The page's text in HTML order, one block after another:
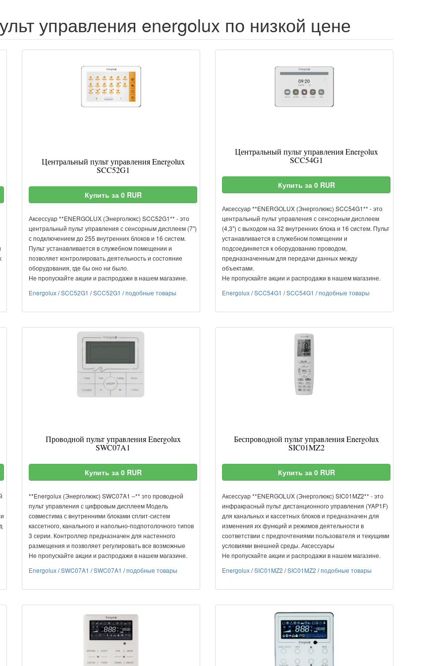
управления energolux по низкой цене
Центральный пульт управления Energolux
SCC52G1
Купить за 0 RUR
Аксессуар **ENERGOLUX (Энерголюкс) SCC52G1** - это
центральный пульт управления с сенсорным дисплеем (7")
с подключением до 255 внутренних блоков и 16 систем.
Пульт устанавливается в служебном помещении и
позволяет контролировать деятельность и состояние
оборудования, где бы оно ни было.
Не пропускайте акции и распродажи в нашем магазине.
Energolux/SCC52G1 /SCC52G1 /подобные товары
Центральный пульт управления Energolux
SCC54G1
Купить за 0 RUR
Аксессуар **ENERGOLUX (Энерголюкс) SCC54G1** - это
центральный пульт управления с сенсорным дисплеем
(4,3") с выходом на 32 внутренних блока и 16 систем. Пульт
устанавливается в служебном помещении и
подсоединяется к оборудованию проводом,
предназначенным для передачи данных между
объектами.
Не пропускайте акции и распродажи в нашем магазине.
Energolux/SCC54G1 /SCC54G1 /подобные товары
Проводной пульт управления Energolux
SWC07A1
Купить за 0 RUR
**Energolux (Энерголюкс) SWC07A1 –** это проводной
пульт управления с цифровым дисплеем Модель
совместима с внутренними блоками сплит-систем
кассетного, канального и напольно-подпотолочного типов
3 серии. Контроллер предназначен для настенного
размещения и позволяет регулировать все возможные
Не пропускайте акции и распродажи в нашем магазине.
Energolux/SWC07A1 /SWC07A1 /подобные товары
Беспроводной пульт управления Energolux
SIC01MZ2
Купить за 0 RUR
Аксессуар **ENERGOLUX (Энерголюкс) SIC01MZ2** - это
инфракрасный пульт дистанционного управления (YAP1F)
для канальных и кассетных блоков и предназначен для
изменения их функций и режимов деятельности в
соответствии с предпочтениями пользователя и текущими
условиями внешней среды. Аксессуары
Не пропускайте акции и распродажи в нашем магазине.
Energolux/SIC01MZ2 /SIC01MZ2 /подобные товары